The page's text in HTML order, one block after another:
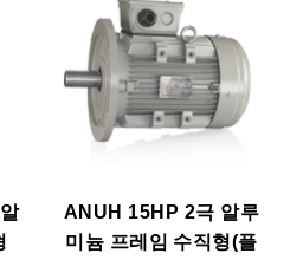
ANUH 15HP 2극 알루
미늄 프레임 수직형(플